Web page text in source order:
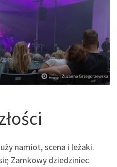
namiot, scena i leżaki.
Zamkowy dziedziniec